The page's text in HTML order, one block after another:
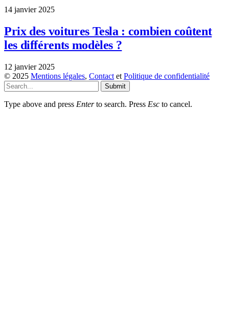
14 janvier 2025
Prix des voitures Tesla : combien coûtent
les différents modèles ?
12 janvier 2025
© 2025 Mentions légales, Contact et Politique de confidentialité
Submit
Type above and press Enterto search. Press Esc to cancel.